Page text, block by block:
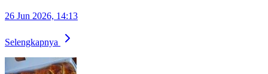
26 Jun 2026, 14:13
Selengkapnya